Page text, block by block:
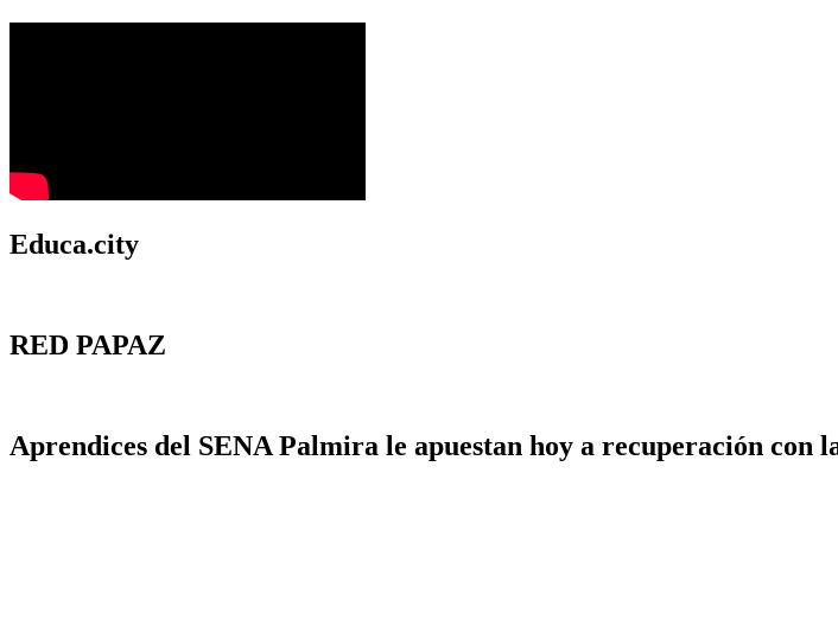
Educa.city
RED PAPAZ
Aprendices del SENA Palmira le apuestan hoy a recuperación con